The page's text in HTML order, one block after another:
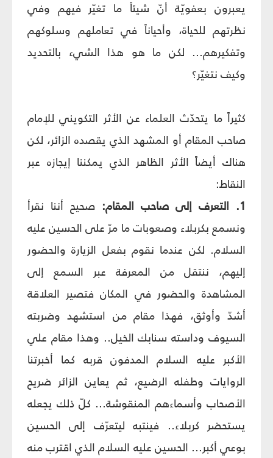
يعبرون بعفويّة أنّ شيئاً ما تغيّر فيهم وفي
نظرتهم للحياة، وأحياناً في تعاملهم وسلوكهم
وتفكيرهم... لكن ما هو هذا الشيء بالتحديد
وكيف نتغيّر؟
كثيراً ما يتحدّث العلماء عن الأثر التكويني للإمام
صاحب المقام أو المشهد الذي يقصده الزائر، لكن
هناك أيضاً الأثر الظاهر الذي يمكننا إيجازه عبر
النقاط:
1. التعرف إلى صاحب المقام:
صحيح أننا نقرأ
ونسمع بكربلاء وصعوبات ما مرّ على الحسين عليه
السلام. لكن عندما نقوم بفعل الزيارة والحضور
إليهم، ننتقل من المعرفة عبر السمع إلى
المشاهدة والحضور في المكان فتصير العلاقة
أشدّ وأوثق، فهذا مقام من استشهد وضربته
السيوف وداسته سنابك الخيل.. وهذا مقام علي
الأكبر عليه السلام المدفون قربه كما أخبرتنا
الروايات وطفله الرضيع، ثم يعاين الزائر ضريح
الأصحاب وأسماءهم المنقوشة... كلّ ذلك يجعله
يستحضر كربلاء.. فينتبه ليتعرّف إلى الحسين
بوعي أكبر... الحسين عليه السلام الذي اقترب منه